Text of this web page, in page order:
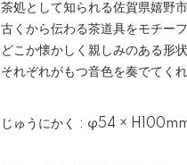
茶処として知られる佐賀県嬉野
古くから伝わる茶道具をモチー
どこか懐かしく親しみのある形
それぞれがもつ音色を奏でてくれ
じゅうにかく : φ54 ×